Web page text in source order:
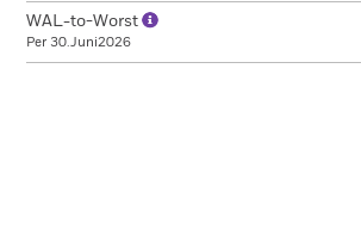
WAL-to-Worst
Per 30.Juni2026